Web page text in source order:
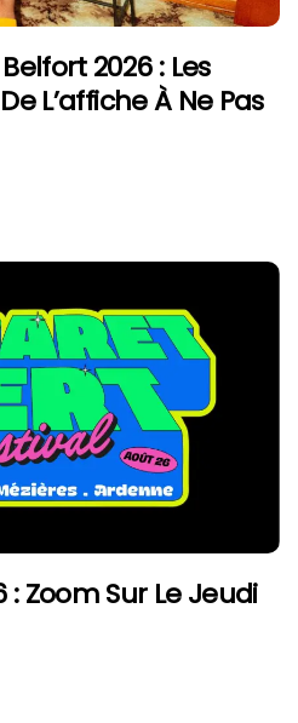
2026 : Les
L’affiche À Ne Pas
Zoom Sur Le Jeudi